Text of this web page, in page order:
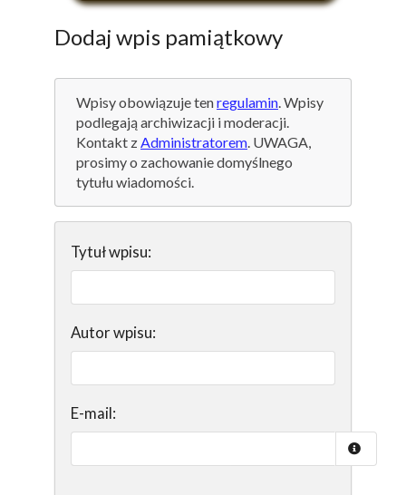
Dodaj wpis pamiątkowy
Wpisy obowiązuje tenregulamin . Wpisy
podlegają archiwizacji i moderacji.
Kontakt z Administratorem . UWAGA,
prosimy o zachowanie domyślnego
tytułu wiadomości.
Tytuł wpisu:
Autor wpisu:
E-mail: